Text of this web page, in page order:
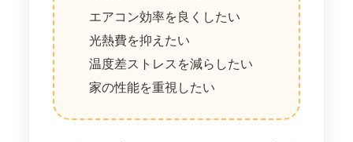
エアコン効率を良くしたい
光熱費を抑えたい
温度差ストレスを減らしたい
家の性能を重視したい